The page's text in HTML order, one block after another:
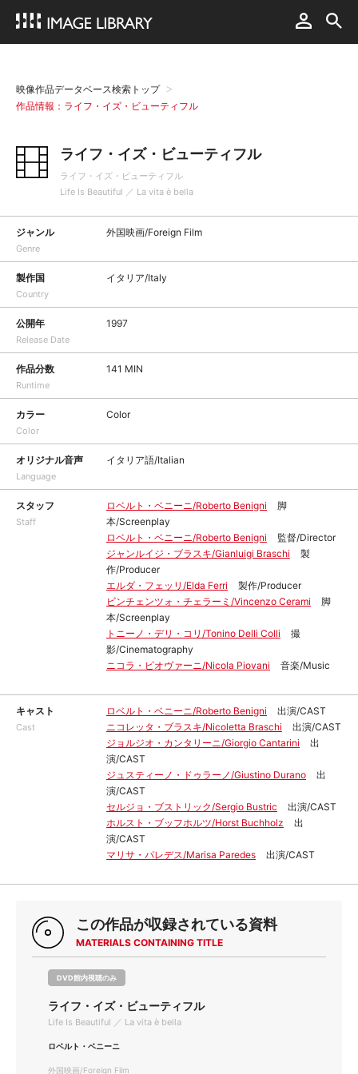
映像作品データベース検索トップ
作品情報：ライフ・イズ・ビューティフル
ライフ・イズ・ビューティフル
ライフ・イズ・ビューティフル
Life Is Beautiful ／ La vita è bella
ジャンル
Genre
外国映画/Foreign Film
製作国
Country
イタリア/Italy
公開年
Release Date
1997
作品分数
Runtime
141 MIN
カラー
Color
Color
オリジナル音声
Language
イタリア語/Italian
スタッフ
Staff
ロベルト・ベニーニ/Roberto Benigni
脚
本/Screenplay
ロベルト・ベニーニ/Roberto Benigni
監督/Director
ジャンルイジ・ブラスキ/Gianluigi Braschi
製
作/Producer
エルダ・フェッリ/Elda Ferri
製作/Producer
ビンチェンツォ・チェラーミ/Vincenzo Cerami
脚
本/Screenplay
トニーノ・デリ・コリ/Tonino Delli Colli
撮
影/Cinematography
ニコラ・ピオヴァーニ/Nicola Piovani
音楽/Music
キャスト
Cast
ロベルト・ベニーニ/Roberto Benigni
出演/CAST
ニコレッタ・ブラスキ/Nicoletta Braschi
出演/CAST
ジョルジオ・カンタリーニ/Giorgio Cantarini
出
演/CAST
ジュスティーノ・ドゥラーノ/Giustino Durano
出
演/CAST
セルジョ・ブストリック/Sergio Bustric
出演/CAST
ホルスト・ブッフホルツ/Horst Buchholz
出
演/CAST
マリサ・パレデス/Marisa Paredes
出演/CAST
この作品が収録されている資料
MATERIALS CONTAINING TITLE
DVD館内視聴のみ
ライフ・イズ・ビューティフル
Life Is Beautiful ／ La vita è bella
ロベルト・ベニーニ
外国映画/Foreign Film